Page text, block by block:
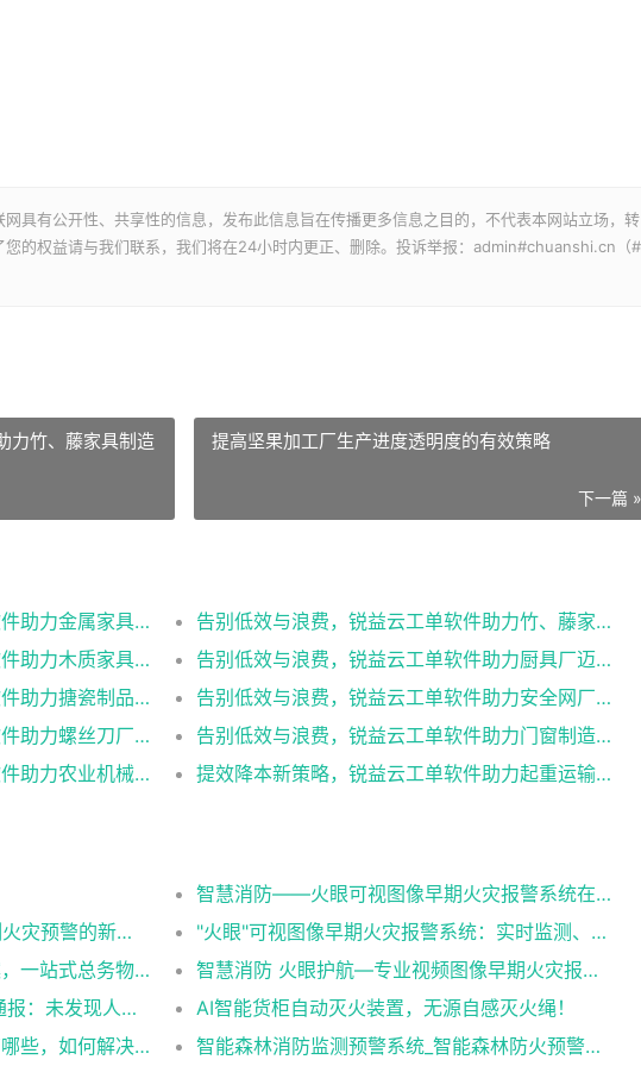
具有公开性、共享性的信息，发布此信息旨在传播更多信息之目的，不代表本网站立场，转
您的权益请与我们联系，我们将在24小时内更正、删除。投诉举报：admin#chuanshi.cn（#
力竹、藤家具制造
提高坚果加工厂生产进度透明度的有效策略
下一篇 »
告别低效与浪费，锐益云工单软件助力金属家具制造厂迈向行业先锋
告别低效与浪费，锐益云工单软件助力竹、藤家具制造厂迈向行业先锋
告别低效与浪费，锐益云工单软件助力木质家具制造厂迈向行业先锋
告别低效与浪费，锐益云工单软件助力厨具厂迈向行业先锋
告别低效与浪费，锐益云工单软件助力搪瓷制品厂迈向行业先锋
告别低效与浪费，锐益云工单软件助力安全网厂迈向行业先锋
告别低效与浪费，锐益云工单软件助力螺丝刀厂迈向行业先锋
告别低效与浪费，锐益云工单软件助力门窗制造厂迈向行业先锋
提效降本新策略，锐益云工单软件助力农业机械厂领跑行业
提效降本新策略，锐益云工单软件助力起重运输机械厂领跑行业
智慧消防——火眼可视图像早期火灾报警系统在各行业中的应用
智慧消防 “火眼”系统—早期探测火灾预警的新利器
"火眼"可视图像早期火灾报警系统：实时监测、智能预警，为您的安全保驾护航！
医院总务物资管理系统解决方案，一站式总务物资管理神器！
智慧消防 火眼护航—专业视频图像早期火灾报警系统
四川安岳一厂房发生火灾 消防通报：未发现人员伤亡（火眼可视图像早期火灾报警系统）
AI智能货柜自动灭火装置，无源自感灭火绳！
造纸业和纸厂的消防安全隐患有哪些，如何解决（火眼可视图像早期火灾报警系统解决造纸业和纸厂的消防隐患）
智能森林消防监测预警系统_智能森林防火预警系统_智能森林消防防火解决方案